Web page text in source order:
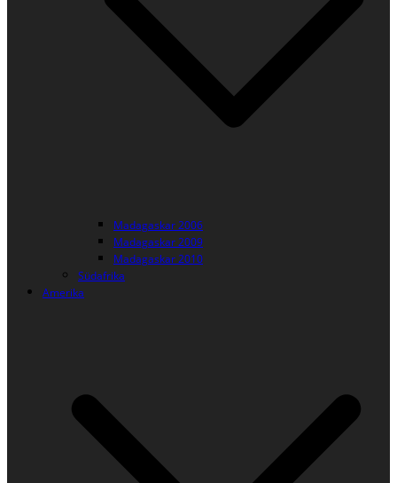
Madagaskar 2006
Madagaskar 2009
Madagaskar 2010
Südafrika
Amerika